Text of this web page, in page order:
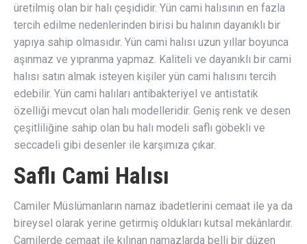
üretilmiş olan bir halı çeşididir. Yün cami halısının en fazla
tercih edilme nedenlerinden birisi bu halının dayanıklı bir
yapıya sahip olmasıdır. Yün cami halısı uzun yıllar boyunca
aşınmaz ve yıpranma yapmaz. Kaliteli ve dayanıklı bir cami
halısı satın almak isteyen kişiler yün cami halısını tercih
edebilir. Yün cami halıları antibakteriyel ve antistatik
özelliği mevcut olan halı modelleridir. Geniş renk ve desen
çeşitliliğine sahip olan bu halı modeli saflı göbekli ve
seccadeli gibi desenler ile karşımıza çıkar.
Saflı Cami Halısı
Camiler Müslümanların namaz ibadetlerini cemaat ile ya da
bireysel olarak yerine getirmiş oldukları kutsal mekânlardır.
Camilerde cemaat ile kılınan namazlarda belli bir düzen